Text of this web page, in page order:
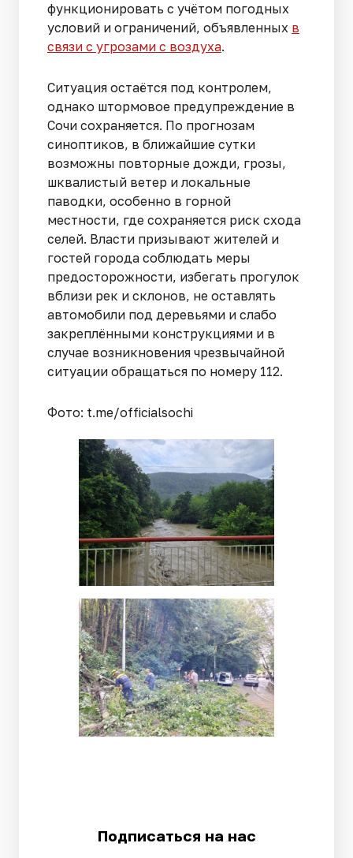
функционировать с учётом погодных
условий и ограничений, объявленных в
связи с угрозами с воздуха.
Ситуация остаётся под контролем,
однако штормовое предупреждение в
Сочи сохраняется. По прогнозам
синоптиков, в ближайшие сутки
возможны повторные дожди, грозы,
шквалистый ветер и локальные
паводки, особенно в горной
местности, где сохраняется риск схода
селей. Власти призывают жителей и
гостей города соблюдать меры
предосторожности, избегать прогулок
вблизи рек и склонов, не оставлять
автомобили под деревьями и слабо
закреплёнными конструкциями и в
случае возникновения чрезвычайной
ситуации обращаться по номеру 112.
Фото: t.me/officialsochi
Подписаться на нас